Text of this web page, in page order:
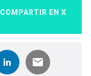
COMPARTIR EN X